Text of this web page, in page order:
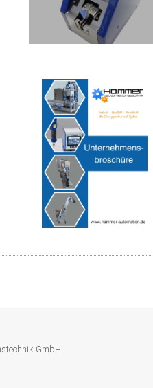
GmbH